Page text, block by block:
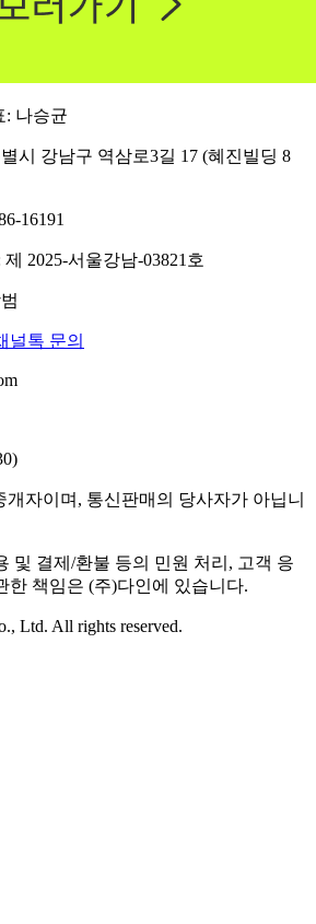
: 나승균
시 강남구 역삼로3길 17 (혜진빌딩 8
16191
2025-서울강남-03821호
널톡 문의
자이며, 통신판매의 당사자가 아닙니
및 결제/환불 등의 민원 처리, 고객 응
한 책임은 (주)다인에 있습니다.
Ltd. All rights reserved.